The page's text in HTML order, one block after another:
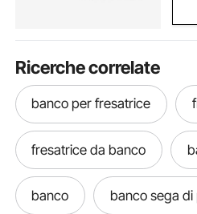
Ricerche correlate
banco per fresatrice
fresatrice da banco
banco banco sega di